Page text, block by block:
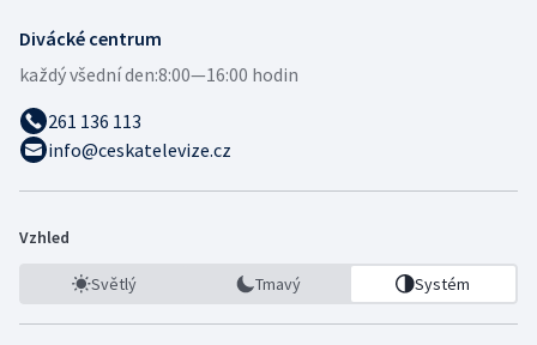
Divácké centrum
každý všední den:8:00—16:00 hodin
261 136 113
info@ceskatelevize.cz
Vzhled
Světlý Tmavý Systém